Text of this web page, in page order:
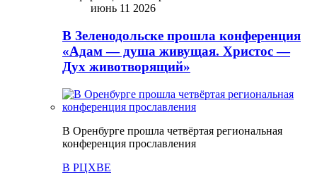
июнь 11 2026
В Зеленодольске прошла конференция
«Адам — душа живущая. Христос —
Дух животворящий»
В Оренбурге прошла четвёртая региональная
конференция прославления
В РЦХВЕ